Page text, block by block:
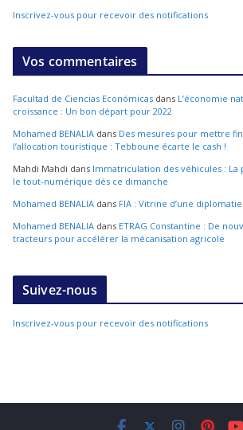
Inscrivez-vous pour recevoir des notifications
Vos commentaires
Facultad de Ciencias Económicas dans L’économie
croissance : Un bon départ pour 2022
Mohamed BENALIA dans Des mesures pour mettre
l’allocation touristique : Tebboune écarte le cash !
Mahdi Mahdi dans Immatriculation des véhicules : La
le tout-numérique dès ce dimanche
Mohamed BENALIA dans FIA : Vitrine d’une
Mohamed BENALIA dans ETRAG Constantine : De
tracteurs pour accélérer la mécanisation agricole
Suivez-nous
Inscrivez-vous pour recevoir des notifications